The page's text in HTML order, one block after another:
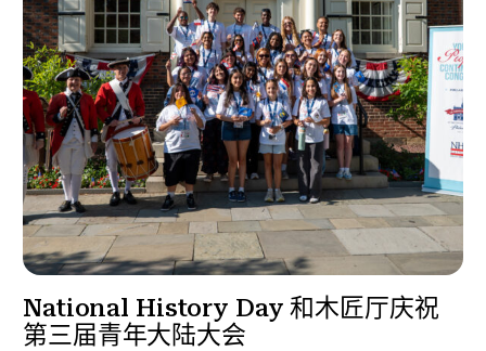
National History Day 和木匠厅庆祝
第三届青年大陆大会